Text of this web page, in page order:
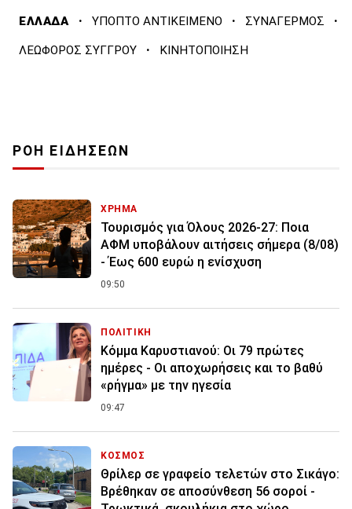
ΕΛΛΑΔΑ · ΥΠΟΠΤΟ ΑΝΤΙΚΕΙΜΕΝΟ · ΣΥΝΑΓΕΡΜΟΣ ·
ΛΕΩΦΟΡΟΣ ΣΥΓΓΡΟΥ · ΚΙΝΗΤΟΠΟΙΗΣΗ
ΡΟΗ ΕΙΔΗΣΕΩΝ
ΧΡΗΜΑ
Τουρισμός για Όλους 2026-27: Ποια
ΑΦΜ υποβάλουν αιτήσεις σήμερα (8/08)
- Έως 600 ευρώ η ενίσχυση
09:50
ΠΟΛΙΤΙΚΗ
Κόμμα Καρυστιανού: Οι 79 πρώτες
ημέρες - Οι αποχωρήσεις και το βαθύ
«ρήγμα» με την ηγεσία
09:47
ΚΟΣΜΟΣ
Θρίλερ σε γραφείο τελετών στο Σικάγο:
Βρέθηκαν σε αποσύνθεση 56 σοροί -